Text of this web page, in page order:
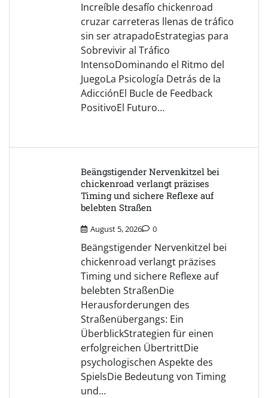
Increíble desafío chickenroad
cruzar carreteras llenas de tráfico
sin ser atrapadoEstrategias para
Sobrevivir al Tráfico
IntensoDominando el Ritmo del
JuegoLa Psicología Detrás de la
AdicciónEl Bucle de Feedback
PositivoEl Futuro…
Beängstigender Nervenkitzel bei
chickenroad verlangt präzises
Timing und sichere Reflexe auf
belebten Straßen
August 5, 2026 0
Beängstigender Nervenkitzel bei
chickenroad verlangt präzises
Timing und sichere Reflexe auf
belebten StraßenDie
Herausforderungen des
Straßenübergangs: Ein
ÜberblickStrategien für einen
erfolgreichen ÜbertrittDie
psychologischen Aspekte des
SpielsDie Bedeutung von Timing
und…